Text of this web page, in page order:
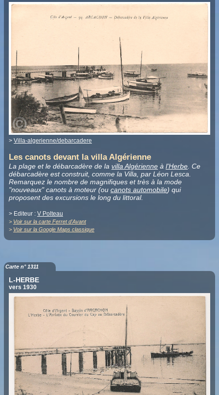
> Villa-algerienne/debarcadere
Les canots devant la villa Algérienne
La plage et le débarcadère de la villa Algérienne à l'Herbe . Ce
débarcadère est construit, comme la Villa, par Léon Lesca.
Remarquez le nombre de magnifiques et très à la mode
"nouveaux" canots à moteur (ou canots automobile) qui
proposent des excursions le long du littoral.
> Editeur : V Polteau
> Voir sur la carte Ferret d'Avant
> Voir sur la Google Maps classique
Carte n° 1311
L-HERBE
vers 1930